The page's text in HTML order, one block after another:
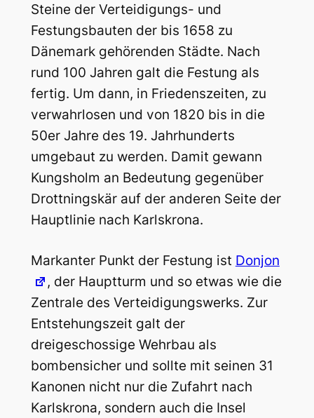
Steine der Verteidigungs- und
Festungsbauten der bis 1658 zu
Dänemark gehörenden Städte. Nach
rund 100 Jahren galt die Festung als
fertig. Um dann, in Friedenszeiten, zu
verwahrlosen und von 1820 bis in die
50er Jahre des 19. Jahrhunderts
umgebaut zu werden. Damit gewann
Kungsholm an Bedeutung gegenüber
Drottningskär auf der anderen Seite der
Hauptlinie nach Karlskrona.
Markanter Punkt der Festung ist Donjon
, der Hauptturm und so etwas wie die
Zentrale des Verteidigungswerks. Zur
Entstehungszeit galt der
dreigeschossige Wehrbau als
bombensicher und sollte mit seinen 31
Kanonen nicht nur die Zufahrt nach
Karlskrona, sondern auch die Insel